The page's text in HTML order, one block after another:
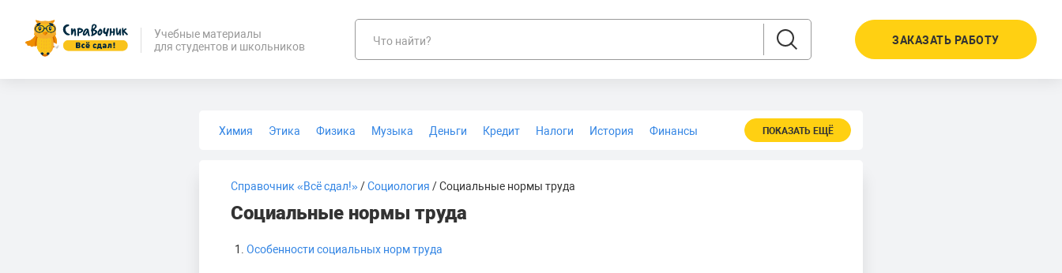
Учебные материалы
для студентов и школьников
Что найти? ЗАКАЗАТЬ РАБОТУ
Химия Этика Физика Музыка Деньги Кредит Налоги История
Финансы
ПОКАЗАТЬ ЕЩЁ
Справочник «Всё сдал!»/Социология / Социальные нормы труда
Социальные нормы труда
Особенности социальных норм труда